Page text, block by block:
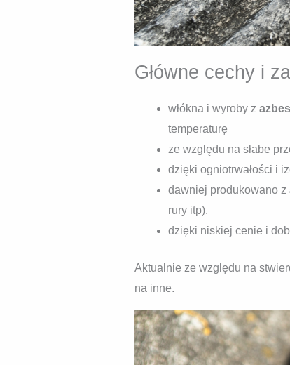
Główne cechy i
włókna i wyroby z
temperaturę
ze względu na słabe
dzięki ogniotrwałości i
dawniej produkowano z
rury itp).
dzięki niskiej cenie i
Aktualnie ze względu na
na inne.